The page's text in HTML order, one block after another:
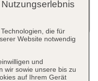
die für
Website notwendig
und
wir sowie unsere bis zu
auf Ihrem Gerät